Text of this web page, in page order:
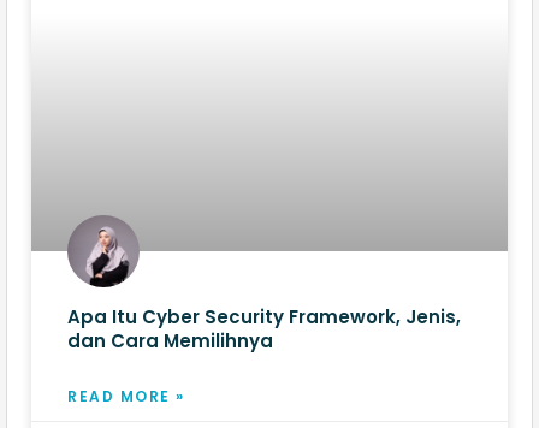
Apa Itu Cyber Security Framework, Jenis,
dan Cara Memilihnya
READ MORE »